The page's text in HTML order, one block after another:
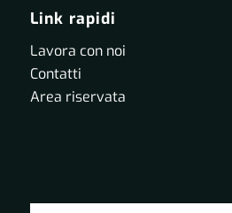
Link rapidi
Lavora con noi
Contatti
Area riservata